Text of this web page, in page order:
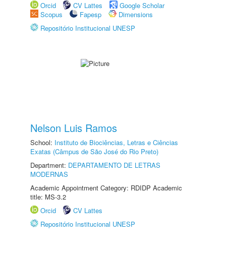
Orcid
CV Lattes
Google Scholar
Scopus
Fapesp
Dimensions
Repositório Institucional UNESP
Nelson Luis Ramos
School: Instituto de Biociências, Letras e Ciências
Exatas (Câmpus de São José do Rio Preto)
Department: DEPARTAMENTO DE LETRAS
MODERNAS
Academic Appointment Category: RDIDP Academic
title: MS-3.2
Orcid
CV Lattes
Repositório Institucional UNESP